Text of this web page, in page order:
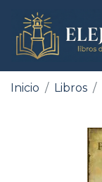
Inicio Libros